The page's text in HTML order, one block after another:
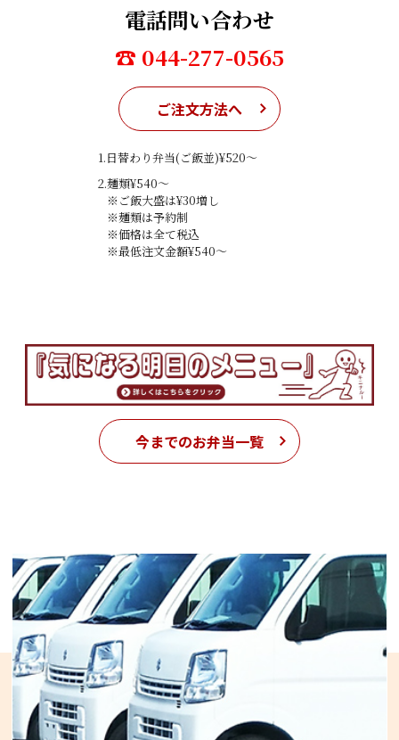
電話問い合わせ
☎ 044-277-0565
ご注文方法へ
1.日替わり弁当(ご飯並)¥520〜
2.麺類¥540〜
※ご飯大盛は¥30増し
※麺類は予約制
※価格は全て税込
※最低注文金額¥540〜
今までのお弁当一覧